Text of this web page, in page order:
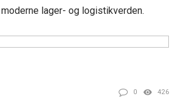
lager- og logistikverden.
0 426